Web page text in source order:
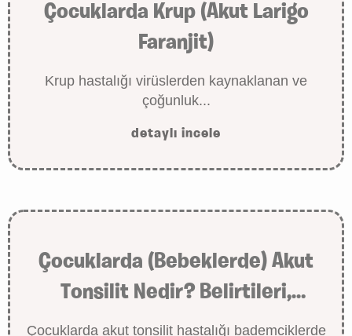
Çocuklarda Krup (Akut Larigo
Faranjit)
Krup hastalığı virüslerden kaynaklanan ve
çoğunluk...
detaylı incele
Çocuklarda (Bebeklerde) Akut
Tonsilit Nedir? Belirtileri,
Nedenleri ve Tedavisi
Çocuklarda akut tonsilit hastalığı bademciklerde